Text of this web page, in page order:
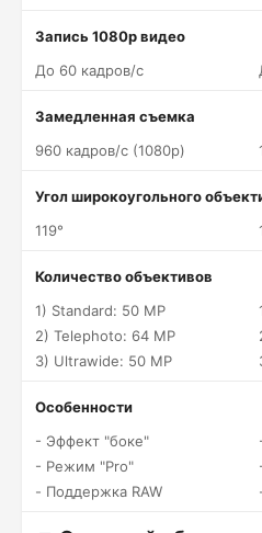
Запись 1080p видео
До 60 кадров/c
Замедленная съемка
960 кадров/c (1080p)
Угол широкоугольного
119°
Количество объективов
1) Standard: 50 MP
2) Telephoto: 64 MP
3) Ultrawide: 50 MP
Особенности
- Эффект "боке"
- Режим "Pro"
- Поддержка RAW